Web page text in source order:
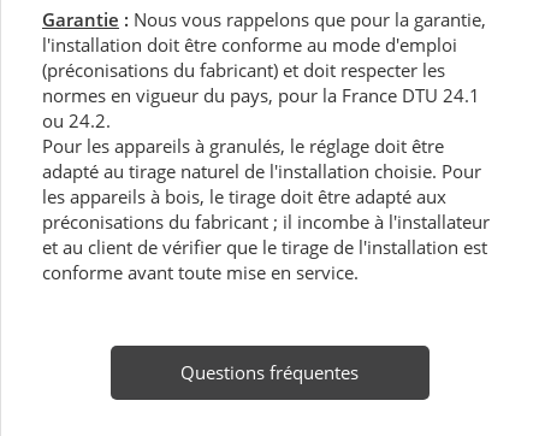
Garantie : Nous vous rappelons que pour la garantie,
l'installation doit être conforme au mode d'emploi
(préconisations du fabricant) et doit respecter les
normes en vigueur du pays, pour la France DTU 24.1
ou 24.2.
Pour les appareils à granulés, le réglage doit être
adapté au tirage naturel de l'installation choisie. Pour
les appareils à bois, le tirage doit être adapté aux
préconisations du fabricant ; il incombe à l'installateur
et au client de vérifier que le tirage de l'installation est
conforme avant toute mise en service.
Questions fréquentes